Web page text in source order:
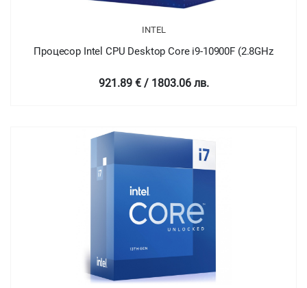
INTEL
Процесор Intel CPU Desktop Core i9-10900F (2.8GHz
921.89 € / 1803.06 лв.